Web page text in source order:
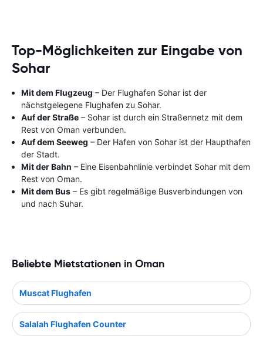
Top-Möglichkeiten zur Eingabe von
Sohar
Mit dem Flugzeug – Der Flughafen Sohar ist der
nächstgelegene Flughafen zu Sohar.
Auf der Straße – Sohar ist durch ein Straßennetz mit dem
Rest von Oman verbunden.
Auf dem Seeweg – Der Hafen von Sohar ist der Haupthafen
der Stadt.
Mit der Bahn – Eine Eisenbahnlinie verbindet Sohar mit dem
Rest von Oman.
Mit dem Bus – Es gibt regelmäßige Busverbindungen von
und nach Suhar.
Beliebte Mietstationen in Oman
Muscat Flughafen
Salalah Flughafen Counter